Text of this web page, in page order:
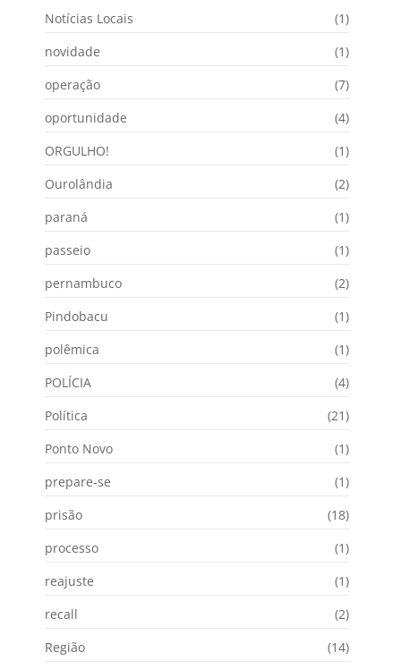
Notícias Locais
(1)
novidade
(1)
operação
(7)
oportunidade
(4)
ORGULHO!
(1)
Ourolândia
(2)
paraná
(1)
passeio
(1)
pernambuco
(2)
Pindobacu
(1)
polêmica
(1)
POLÍCIA
(4)
Política
(21)
Ponto Novo
(1)
prepare-se
(1)
prisão
(18)
processo
(1)
reajuste
(1)
recall
(2)
Região
(14)